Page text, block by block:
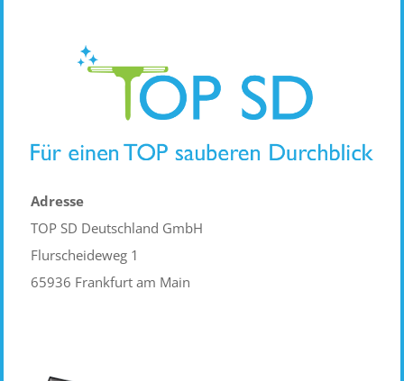
Adresse
TOP SD Deutschland GmbH
Flurscheideweg 1
65936 Frankfurt am Main